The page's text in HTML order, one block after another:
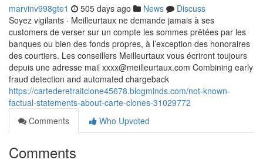
marvinv998gte1 505 days ago News
Discuss
Soyez vigilants · Meilleurtaux ne demande jamais à ses
customers de verser sur un compte les sommes prêtées par les
banques ou bien des fonds propres, à l’exception des honoraires
des courtiers. Les conseillers Meilleurtaux vous écriront toujours
depuis une adresse mail xxxx@meilleurtaux.com Combining early
fraud detection and automated chargeback
https://cartederetraitclone45678.blogminds.com/not-known-
factual-statements-about-carte-clones-31029772
Comments
Who Upvoted
Comments